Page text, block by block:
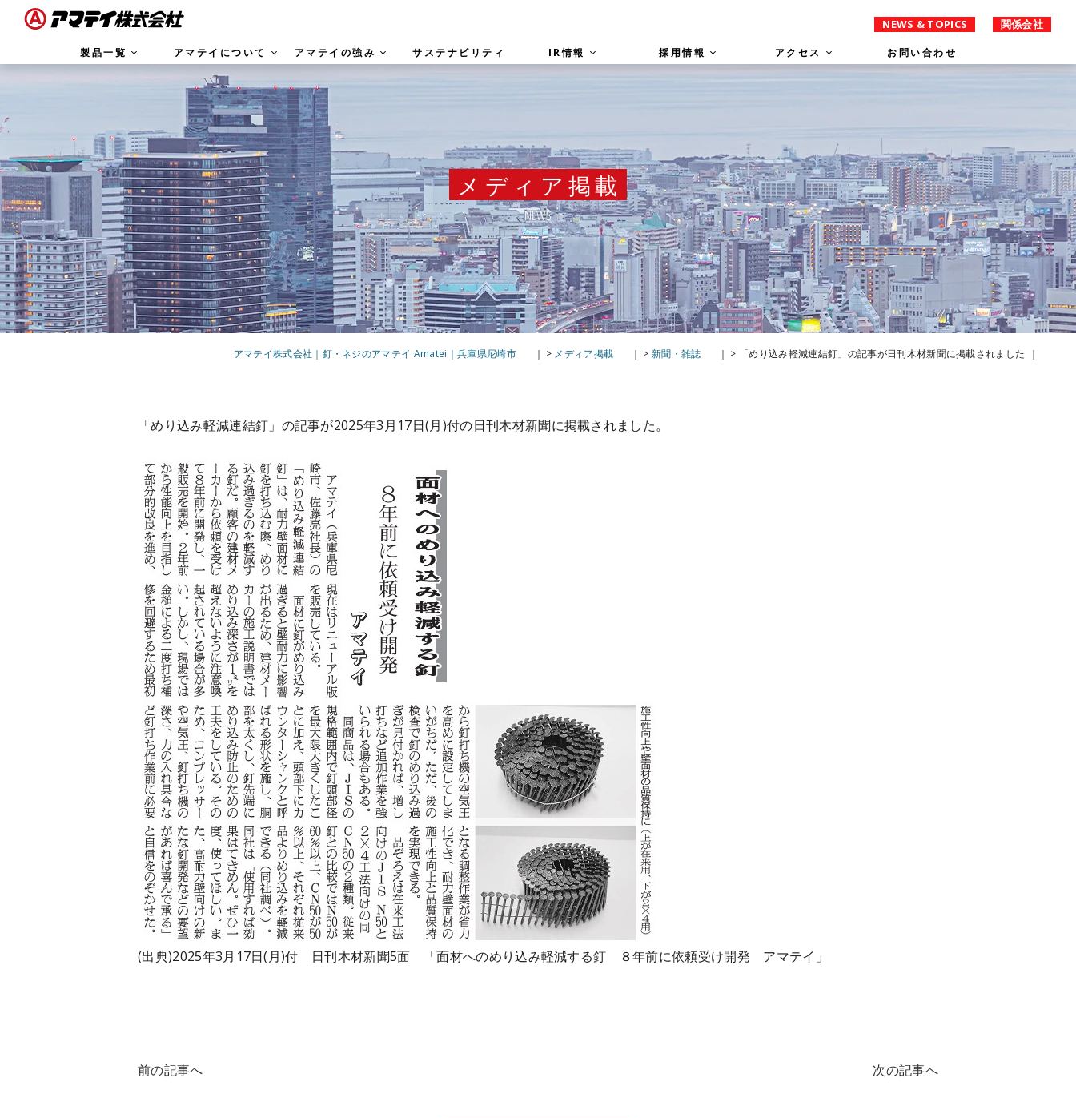
NEWS & TOPICS 関係会社
製品一覧 アマテイについて アマテイの強み サステナビリティ IR情報 採用情報 アクセス お問い合わせ
メディア掲載
NEWS
アマテイ株式会社｜釘・ネジのアマテイ Amatei｜兵庫県尼崎市 > メディア掲載 > 新聞・雑誌 > 「めり込み軽減連結釘」の記事が日刊木材新聞に掲載されました
「めり込み軽減連結釘」の記事が2025年3月17日(月)付の日刊木材新聞に掲載されました。
(出典)2025年3月17日(月)付 日刊木材新聞5面 「面材へのめり込み軽減する釘 ８年前に依頼受け開発 アマテイ」
前の記事へ 次の記事へ